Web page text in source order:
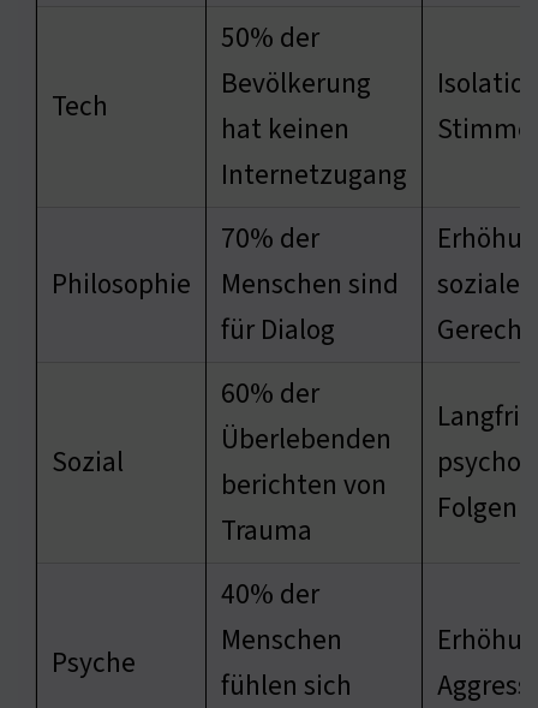
Tech
50% der
Bevölkerung
hat keinen
Internetzugang
Philosophie
70% der
Menschen sind
für Dialog
sozialen
Sozial
60% der
Überlebenden
berichten von
Trauma
Folgen
Psyche
40% der
Menschen
fühlen sich